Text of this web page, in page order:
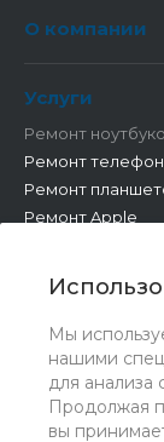
Мы
нашими
для анализа
Продолжая
вы
О компании
Услуги
Ремонт
Ремонт
Ремонт
Ремонт Apple